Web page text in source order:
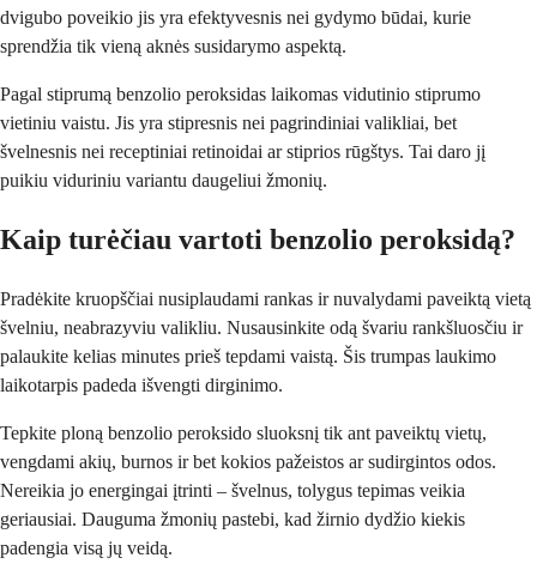
dvigubo poveikio jis yra efektyvesnis nei gydymo būdai, kurie
sprendžia tik vieną aknės susidarymo aspektą.
Pagal stiprumą benzolio peroksidas laikomas vidutinio stiprumo
vietiniu vaistu. Jis yra stipresnis nei pagrindiniai valikliai, bet
švelnesnis nei receptiniai retinoidai ar stiprios rūgštys. Tai daro jį
puikiu viduriniu variantu daugeliui žmonių.
Kaip turėčiau vartoti benzolio peroksidą?
Pradėkite kruopščiai nusiplaudami rankas ir nuvalydami paveiktą vietą
švelniu, neabrazyviu valikliu. Nusausinkite odą švariu rankšluosčiu ir
palaukite kelias minutes prieš tepdami vaistą. Šis trumpas laukimo
laikotarpis padeda išvengti dirginimo.
Tepkite ploną benzolio peroksido sluoksnį tik ant paveiktų vietų,
vengdami akių, burnos ir bet kokios pažeistos ar sudirgintos odos.
Nereikia jo energingai įtrinti – švelnus, tolygus tepimas veikia
geriausiai. Dauguma žmonių pastebi, kad žirnio dydžio kiekis
padengia visą jų veidą.